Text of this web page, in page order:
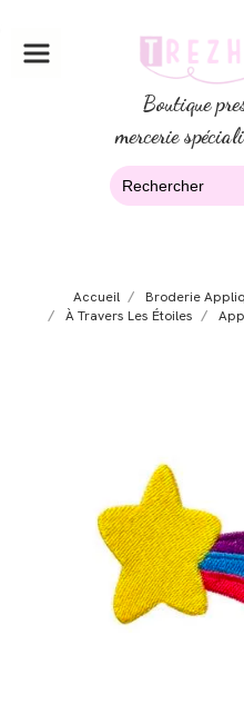
Boutique
mercerie
Accueil Broderie
À Travers Les Étoiles